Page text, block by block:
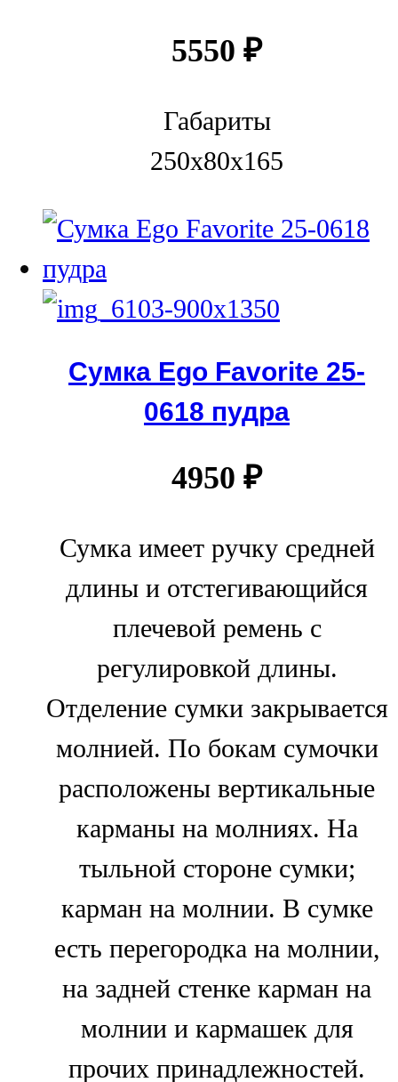
5550 ₽
Габариты
250x80x165
Сумка Ego Favorite 25-
0618 пудра
4950 ₽
Сумка имеет ручку средней
длины и отстегивающийся
плечевой ремень с
регулировкой длины.
Отделение сумки закрывается
молнией. По бокам сумочки
расположены вертикальные
карманы на молниях. На
тыльной стороне сумки;
карман на молнии. В сумке
есть перегородка на молнии,
на задней стенке карман на
молнии и кармашек для
прочих принадлежностей.